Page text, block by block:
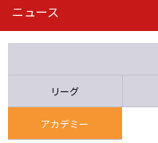
第16節 09/05 (土) 15:00
ニッパツ
ニュース
リーグ
アカデミー